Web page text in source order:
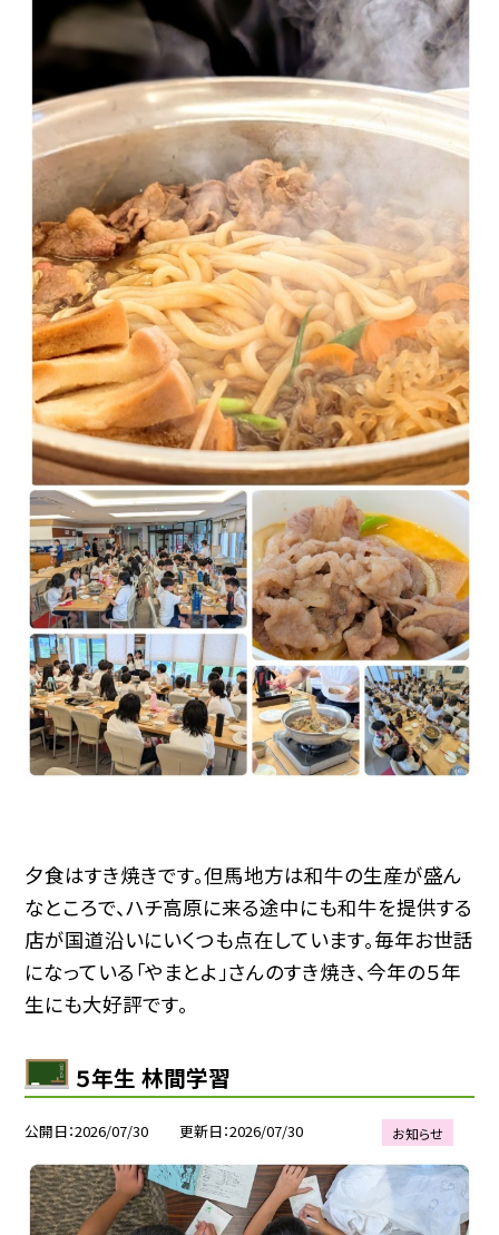
夕食はすき焼きです。但馬地方は和牛の生産が盛ん
なところで、ハチ高原に来る途中にも和牛を提供する
店が国道沿いにいくつも点在しています。毎年お世話
になっている「やまとよ」さんのすき焼き、今年の５年
生にも大好評です。
５年生 林間学習
公開日 2026/07/30 更新日 2026/07/30 お知らせ